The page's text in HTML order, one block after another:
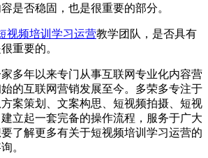
是否稳固，也是很重要的部分。
视频培训学习运营教学团队，是否具有
重要的。
年以来专门从事互联网专业化内容营
的互联网营销发展至今。多荣多专注于
案策划、文案构思、短视频拍摄、短视
立起一套完备的操作流程，服务于广大
了解更多有关于短视频培训学习运营的
。